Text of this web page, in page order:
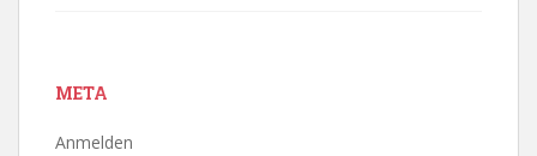
META
Anmelden